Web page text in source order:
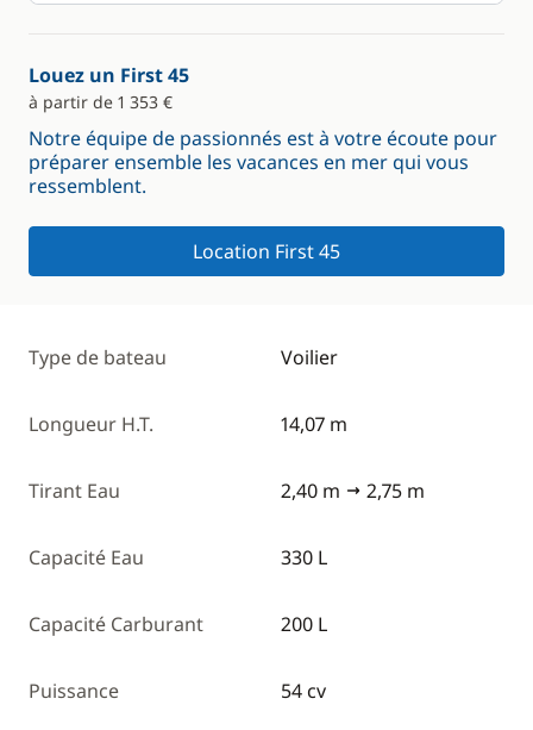
Louez un First 45
à partir de 1 353 €
Notre équipe de passionnés est à votre écoute pour
préparer ensemble les vacances en mer qui vous
ressemblent.
Location First 45
Type de bateau Voilier
Longueur H.T. 14,07 m
Tirant Eau 2,40 m 2,75 m
Capacité Eau 330 L
Capacité Carburant 200 L
Puissance 54 cv